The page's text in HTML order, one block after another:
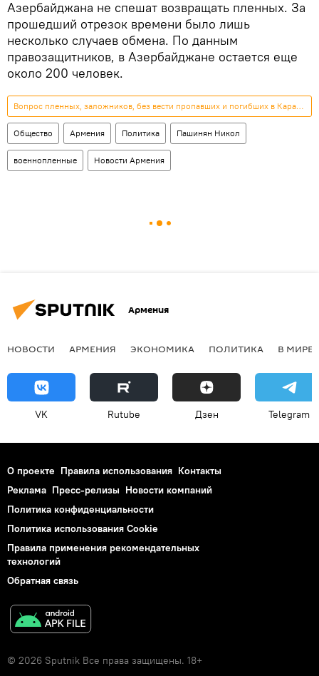
Азербайджана не спешат возвращать пленных. За
прошедший отрезок времени было лишь
несколько случаев обмена. По данным
правозащитников, в Азербайджане остается еще
около 200 человек.
Вопрос пленных, заложников, без вести пропавших и погибших в Карабахе
Общество Армения Политика Пашинян Никол
военнопленные Новости Армения
Армения
НОВОСТИ АРМЕНИЯ ЭКОНОМИКА ПОЛИТИКА В МИРЕ
VK Rutube Дзен Telegram
О проекте Правила использования Контакты
Реклама Пресс-релизы Новости компаний
Политика конфиденциальности
Политика использования Cookie
Правила применения рекомендательных
технологий
Обратная связь
© 2026 Sputnik Все права защищены. 18+